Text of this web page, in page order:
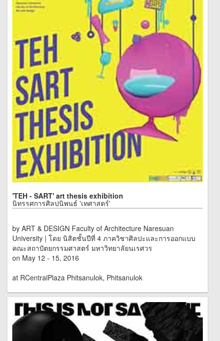
'TEH - SART' art thesis exhibition
นิทรรศการศิลปนิพนธ์ 'เทศาสตร์'
by ART & DESIGN Faculty of Architecture Naresuan
University | โดย นิสิตชั้นปีที่ 4 ภาควิชาศิลปะและการออกแบบ
คณะสถาปัตยกรรมศาสตร์ มหาวิทยาลัยนเรศวร
on May 12 - 15, 2016
at RCentralPlaza Phitsanulok, Phitsanulok